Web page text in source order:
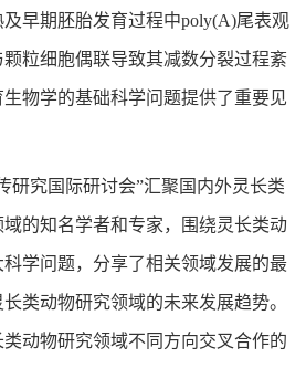
早期胚胎发育过程中poly(A)尾表观
粒细胞偶联导致其减数分裂过程紊
物学的基础科学问题提供了重要见
研究国际研讨会”汇聚国内外灵长类
的知名学者和专家，围绕灵长类动
学问题，分享了相关领域发展的最
类动物研究领域的未来发展趋势。
动物研究领域不同方向交叉合作的